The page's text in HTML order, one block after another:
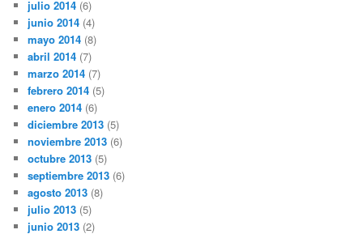
julio 2014 (6)
junio 2014 (4)
mayo 2014 (8)
abril 2014 (7)
marzo 2014 (7)
febrero 2014 (5)
enero 2014 (6)
diciembre 2013 (5)
noviembre 2013 (6)
octubre 2013 (5)
septiembre 2013 (6)
agosto 2013 (8)
julio 2013 (5)
junio 2013 (2)